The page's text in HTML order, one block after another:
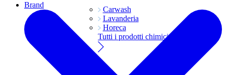
Carwash
Lavanderia
Horeca
Tutti i prodotti chimici
Brand